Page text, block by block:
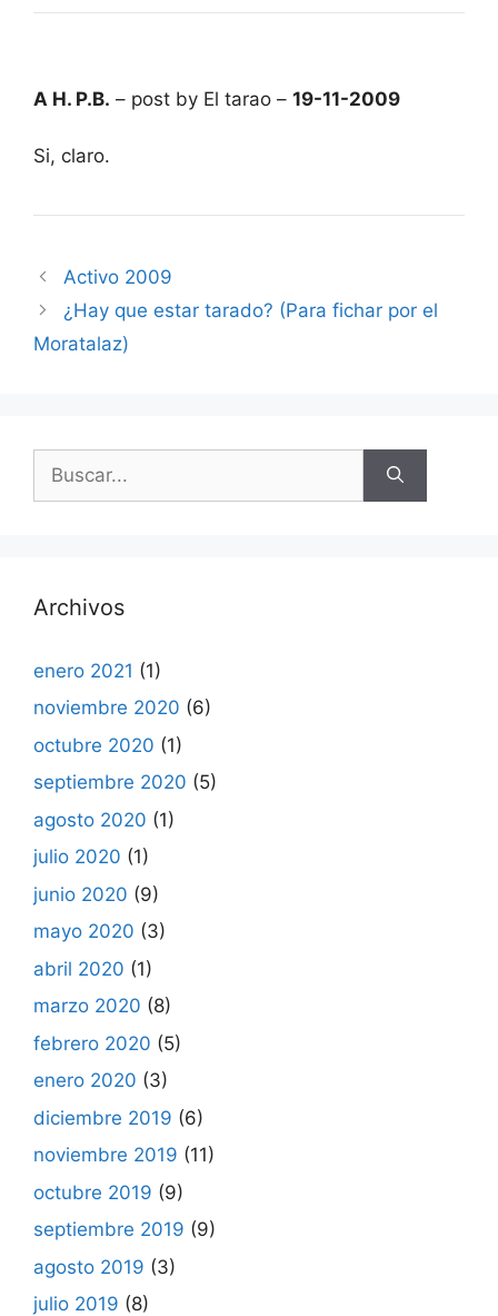
A H. P.B. – post by El tarao – 19-11-2009
Si, claro.
Activo 2009
¿Hay que estar tarado? (Para fichar por el
Moratalaz)
Archivos
enero 2021 (1)
noviembre 2020 (6)
octubre 2020 (1)
septiembre 2020 (5)
agosto 2020 (1)
julio 2020 (1)
junio 2020 (9)
mayo 2020 (3)
abril 2020 (1)
marzo 2020 (8)
febrero 2020 (5)
enero 2020 (3)
diciembre 2019 (6)
noviembre 2019 (11)
octubre 2019 (9)
septiembre 2019 (9)
agosto 2019 (3)
julio 2019 (8)